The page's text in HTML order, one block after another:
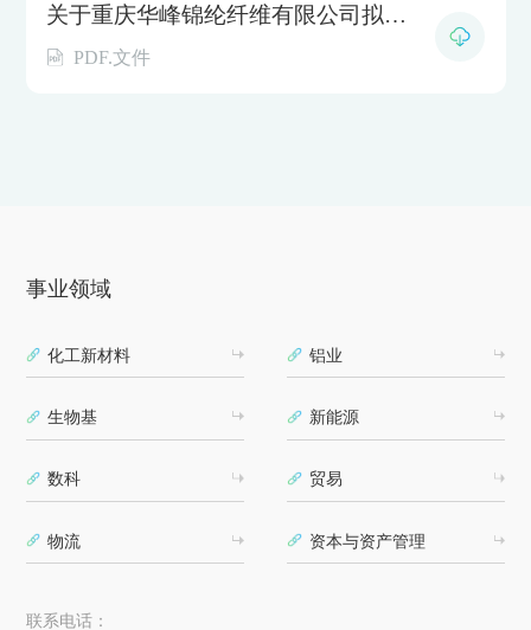
关于重庆华峰锦纶纤维有限公司拟参与申报2024年度浙江省科学技术奖项目的公示
PDF.文件
事业领域
化工新材料 铝业
生物基 新能源
数科 贸易
物流 资本与资产管理
联系电话：